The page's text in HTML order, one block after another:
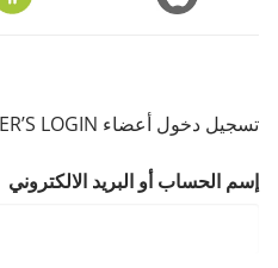
تسجيل دخول أعضاء MEMBER’S LOGIN
إسم الحساب أو البريد الالكتروني